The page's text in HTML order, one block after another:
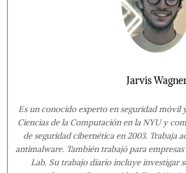
Jarvis
Es un conocido experto en seguridad móvil
Ciencias de la Computación en la NYU y
de seguridad cibernética en 2003. Trabaja
antimalware. También trabajó para
Lab. Su trabajo diario incluye investigar